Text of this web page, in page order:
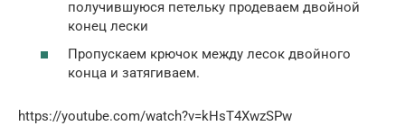
получившуюся петельку продеваем двойной
конец лески
Пропускаем крючок между лесок двойного
конца и затягиваем.
https://youtube.com/watch?v=kHsT4XwzSPw